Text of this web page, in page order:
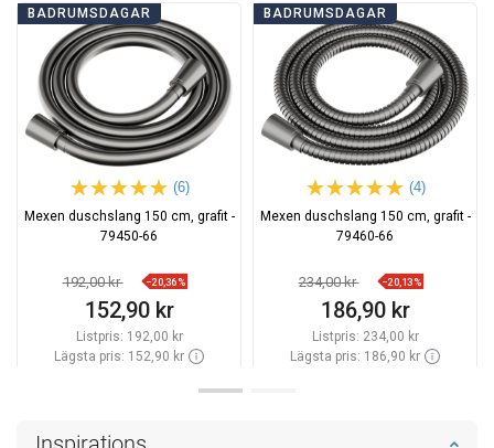
BADRUMSDAGAR
(6)
Mexen duschslang 150 cm, grafit -
79450-66
192,00 kr −20,36%
152,90 kr
Listpris: 192,00 kr
Lägsta pris: 152,90 kr
BADRUMSDAGAR
(4)
Mexen duschslang 150 cm, grafit -
79460-66
234,00 kr −20,13%
186,90 kr
Listpris: 234,00 kr
Lägsta pris: 186,90 kr